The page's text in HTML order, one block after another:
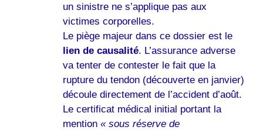
un sinistre ne s’applique pas aux
victimes corporelles.
Le piège majeur dans ce dossier est le
lien de causalité. L’assurance adverse
va tenter de contester le fait que la
rupture du tendon (découverte en janvier)
découle directement de l’accident d’août.
Le certificat médical initial portant la
mention « sous réserve de